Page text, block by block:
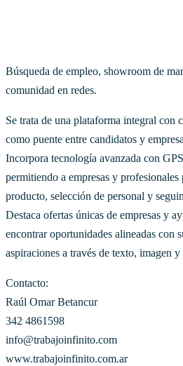
Búsqueda de empleo, showroom de
comunidad en redes.
Se trata de una plataforma integral con
como puente entre candidatos y
Incorpora tecnología avanzada con
permitiendo a empresas y
producto, selección de personal y
Destaca ofertas únicas de empresas y
encontrar oportunidades alineadas con
aspiraciones a través de texto, imagen
Contacto:
Raúl Omar Betancur
342 4861598
info@trabajoinfinito.com
www.trabajoinfinito.com.ar